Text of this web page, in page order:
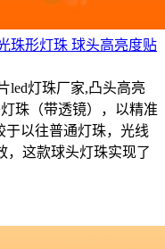
珠形灯珠 球头高亮度贴
led灯珠厂家,凸头高亮
珠（带透镜），以精准
于以往普通灯珠，光线
，这款球头灯珠实现了